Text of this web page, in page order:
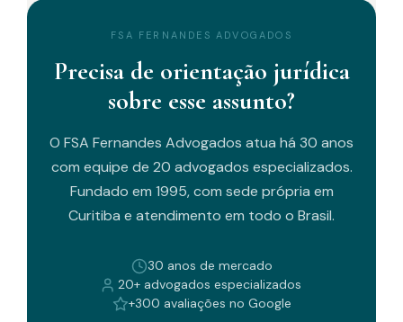
FSA FERNANDES ADVOGADOS
Precisa de orientação jurídica
sobre esse assunto?
O FSA Fernandes Advogados atua há 30 anos
com equipe de 20 advogados especializados.
Fundado em 1995, com sede própria em
Curitiba e atendimento em todo o Brasil.
30 anos de mercado
20+ advogados especializados
+300 avaliações no Google